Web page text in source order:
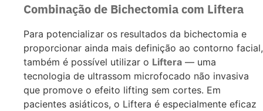
Combinação de Bichectomia com Liftera
Para potencializar os resultados da bichectomia e
proporcionar ainda mais definição ao contorno facial,
também é possível utilizar o Liftera — uma
tecnologia de ultrassom microfocado não invasiva
que promove o efeito lifting sem cortes. Em
pacientes asiáticos, o Liftera é especialmente eficaz